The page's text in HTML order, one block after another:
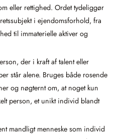
eller rettighed. Ordet tydeliggør
i ejendomsforhold, fra
til immaterielle aktiver og
der i kraft af talent eller
står alene. Bruges både rosende
og nøgternt om, at noget kun
person, et unikt individ blandt
mandligt menneske som individ